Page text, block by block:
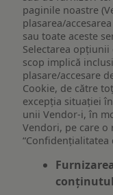
paginile noastre
plasarea/
sau toate aceste
Selectarea opțiunii
scop implică
plasare/accesare
Cookie, de către
excepția situației
unii Vendor-i, în
Vendori, pe care o
“Confidențialitatea